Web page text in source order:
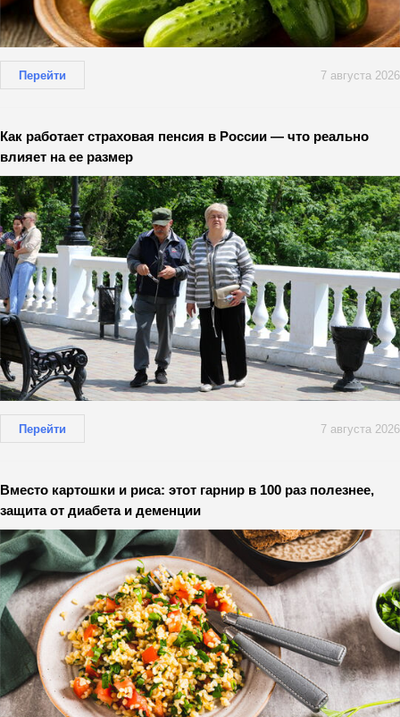
Перейти 7 августа 2026
Как работает страховая пенсия в России — что реально
влияет на ее размер
Перейти 7 августа 2026
Вместо картошки и риса: этот гарнир в 100 раз полезнее,
защита от диабета и деменции